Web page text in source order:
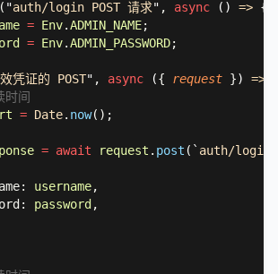
( "auth/login POST 请求" , async () =>
= Env.ADMIN_NAME
= Env.ADMIN_PASSWORD
凭证的 POST" , async ({ request }) =>
= Date. now
= await request . post ( ` auth/login
username
password